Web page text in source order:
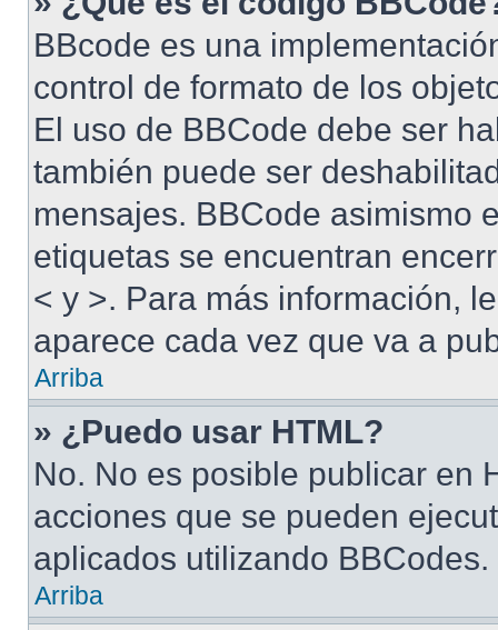
BBcode es una
control de formato de los
El uso de BBCode debe ser
también puede ser
mensajes. BBCode asimismo
etiquetas se encuentran
< y >. Para más información,
aparece cada vez que va a
Arriba
» ¿Puedo usar HTML?
No. No es posible publicar en
acciones que se pueden
aplicados utilizando BBCodes.
Arriba